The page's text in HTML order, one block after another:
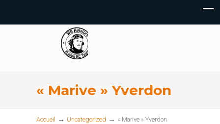
« Marive » Yverdon
Accueil → Uncategorized → « Marive » Yverdon